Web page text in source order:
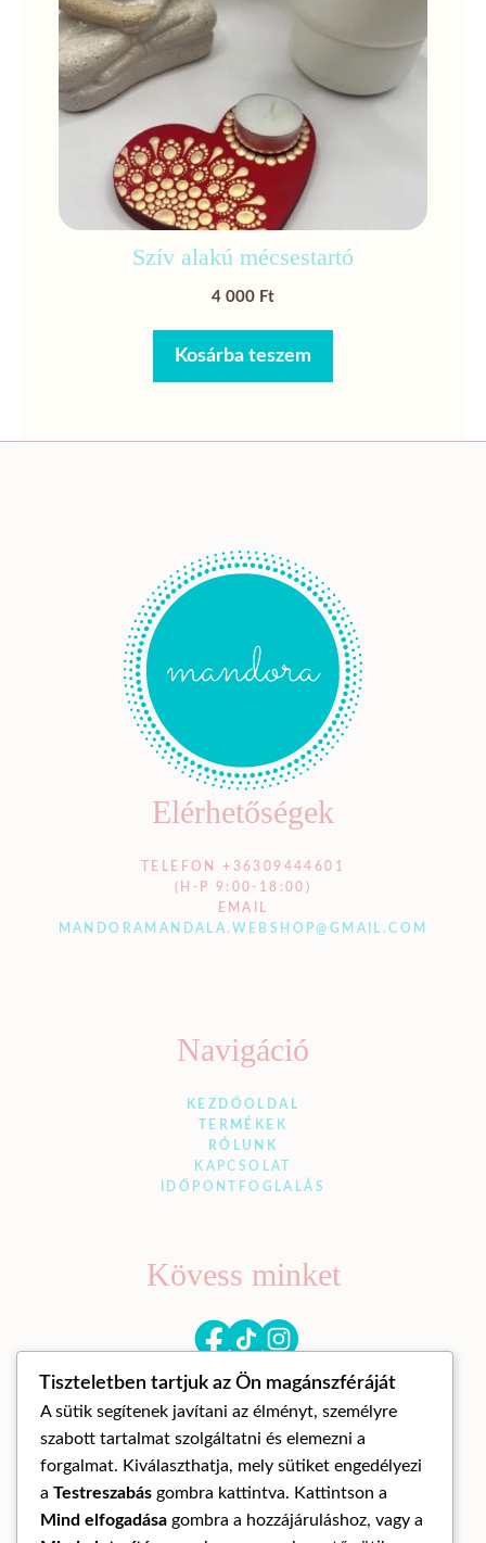
Szív alakú mécsestartó
4 000 Ft
Kosárba teszem
Elérhetőségek
TELEFON +36309444601
(H-P 9:00-18:00)
EMAIL
MANDORAMANDALA.WEBSHOP@GMAIL.COM
Navigáció
KEZDŐOLDAL
TERMÉKEK
RÓLUNK
KAPCSOLAT
IDŐPONTFOGLALÁS
Kövess minket
© Mandora mandala 2026
ÁLTALÁNOS SZERZŐDÉSI FELTÉTELEK
Tiszteletben tartjuk az Ön magánszféráját
A sütik segítenek javítani az élményt, személyre
szabott tartalmat szolgáltatni és elemezni a
forgalmat. Kiválaszthatja, mely sütiket engedélyezi
a Testreszabás gombra kattintva. Kattintson a
Mind elfogadása gombra a hozzájáruláshoz, vagy a